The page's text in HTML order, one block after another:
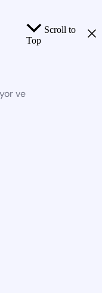
ve
Scroll to
Top